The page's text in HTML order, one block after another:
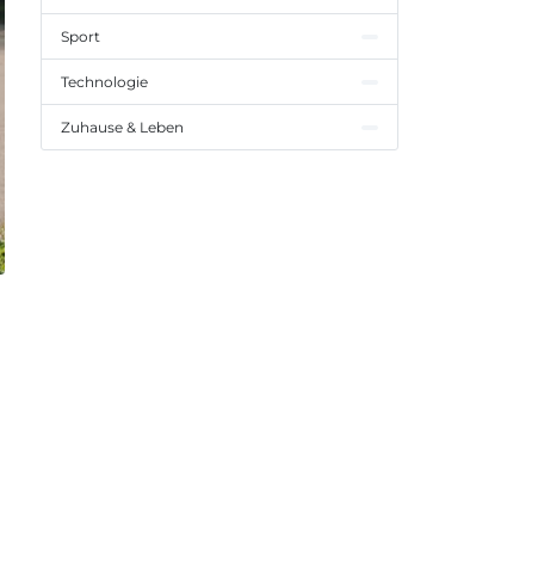
Sport
Technologie
Zuhause & Leben